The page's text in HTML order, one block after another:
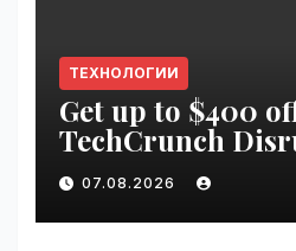
ТЕХНОЛОГИИ
Get up to $400
TechCrunch
pass until
VseTime.ru
07.08.2026